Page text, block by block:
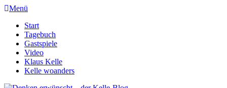
Menü
Start
Tagebuch
Gastspiele
Video
Klaus Kelle
Kelle woanders